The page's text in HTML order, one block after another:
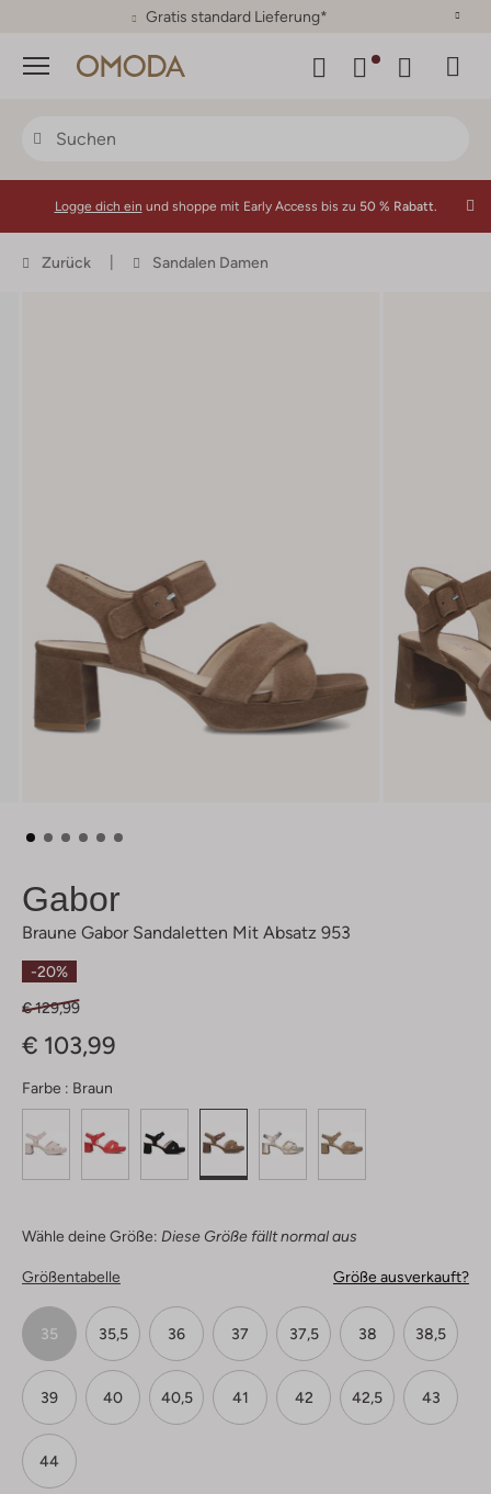
30 Tage Rückgaberecht
Menü
Logge dich ein und shoppe mit Early Access bis zu 50 % Rabatt.
Zurück Sandalen Damen
Gabor
Braune Gabor Sandaletten Mit Absatz 953
-20%
€ 129,99
€ 103,99
Farbe : Braun
Wähle deine Größe: Diese Größe fällt normal aus
Größentabelle Größe ausverkauft?
35 35,5 36 37 37,5 38 38,5
39 40 40,5 41 42 42,5 43
44